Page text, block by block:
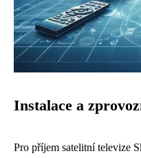
Instalace a
Pro příjem satelitní televize